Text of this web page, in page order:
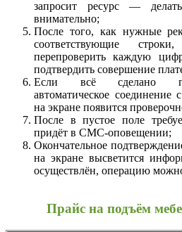
запросит ресурс —
внимательно;
После того, как нужные
соответствующие
перепроверить каждую
подтвердить совершение
Если всё сделано
автоматическое
на экране появится
После в пустое поле
придёт в СМС-оповещении;
Окончательное
на экране высветится
осуществлён, операцию
Прайс на подъём